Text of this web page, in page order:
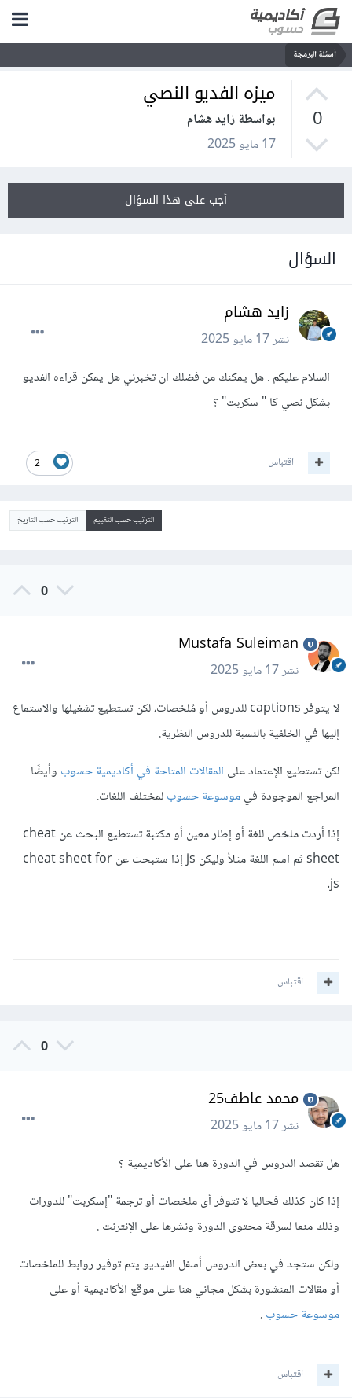
أسئلة البرمجة
0
ميزه الفديو النصي
بواسطة زايد هشام
17 مايو 2025
أجب على هذا السؤال
السؤال
زايد هشام
نشر17 مايو 2025
السلام عليكم . هل يمكنك من فضلك ان تخبرني هل يمكن قراءه الفديو
بشكل نصي كا " سكربت" ؟
2 اقتباس
الترتيب حسب التقييم الترتيب حسب التاريخ
0
Mustafa Suleiman
نشر17 مايو 2025
لا يتوفر captions للدروس أو مُلخصات، لكن تستطيع تشغيلها والاستماع
إليها في الخلفية بالنسبة للدروس النظرية.
لكن تستطيع الإعتماد على المقالات المتاحة في أكاديمية حسوبوأيضًا
المراجع الموجودة فيموسوعة حسوبلمختلف اللغات.
إذا أردت ملخص للغة أو إطار معين أو مكتبة تستطيع البحث عن cheat
sheet ثم اسم اللغة مثلاُ وليكن js إذا ستبحث عن cheat sheet for
js.
اقتباس
0
محمد عاطف25
نشر17 مايو 2025
هل تقصد الدروس في الدورة هنا على الأكاديمية ؟
إذا كان كذلك فحاليا لا تتوفر أى ملخصات أو ترجمة "إسكربت" للدورات
وذلك منعا لسرقة محتوى الدورة ونشرها على الإنترنت .
ولكن ستجد في بعض الدروس أسفل الفيديو يتم توفير روابط للملخصات
أو مقالات المنشورة بشكل مجاني هنا على موقع الأكاديمية أو على
موسوعة حسوب.
اقتباس